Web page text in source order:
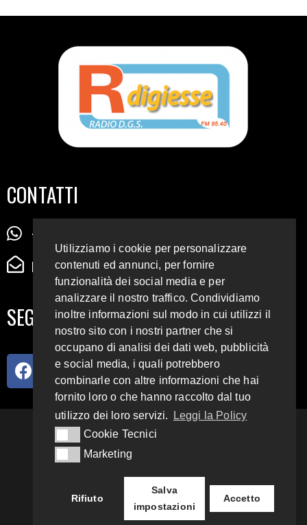
CONTATTI
+39 345 72 72 88 5
radiodigiesse@gmail.com
SEGUICI SUI SOCIAL
93.4 E 95.3 FM
Privacy & Cookie Policy
Utilizziamo i cookie per personalizzare
contenuti ed annunci, per fornire
funzionalità dei social media e per
analizzare il nostro traffico. Condividiamo
inoltre informazioni sul modo in cui utilizzi il
nostro sito con i nostri partner che si
occupano di analisi dei dati web, pubblicità
e social media, i quali potrebbero
combinarle con altre informazioni che hai
fornito loro o che hanno raccolto dal tuo
utilizzo dei loro servizi.
Leggi la Policy
Cookie Tecnici
Cookie Tecnici
MarketingMarketing
Rifiuto
Salva
impostazioni
Accetto